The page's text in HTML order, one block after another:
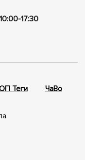
17:30
Теги ЧаВо